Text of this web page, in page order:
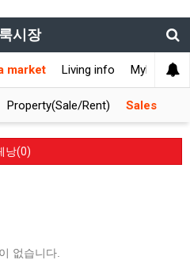
시장
market Living info
Property(Sale/Rent) Sales
낭(0)
없습니다.